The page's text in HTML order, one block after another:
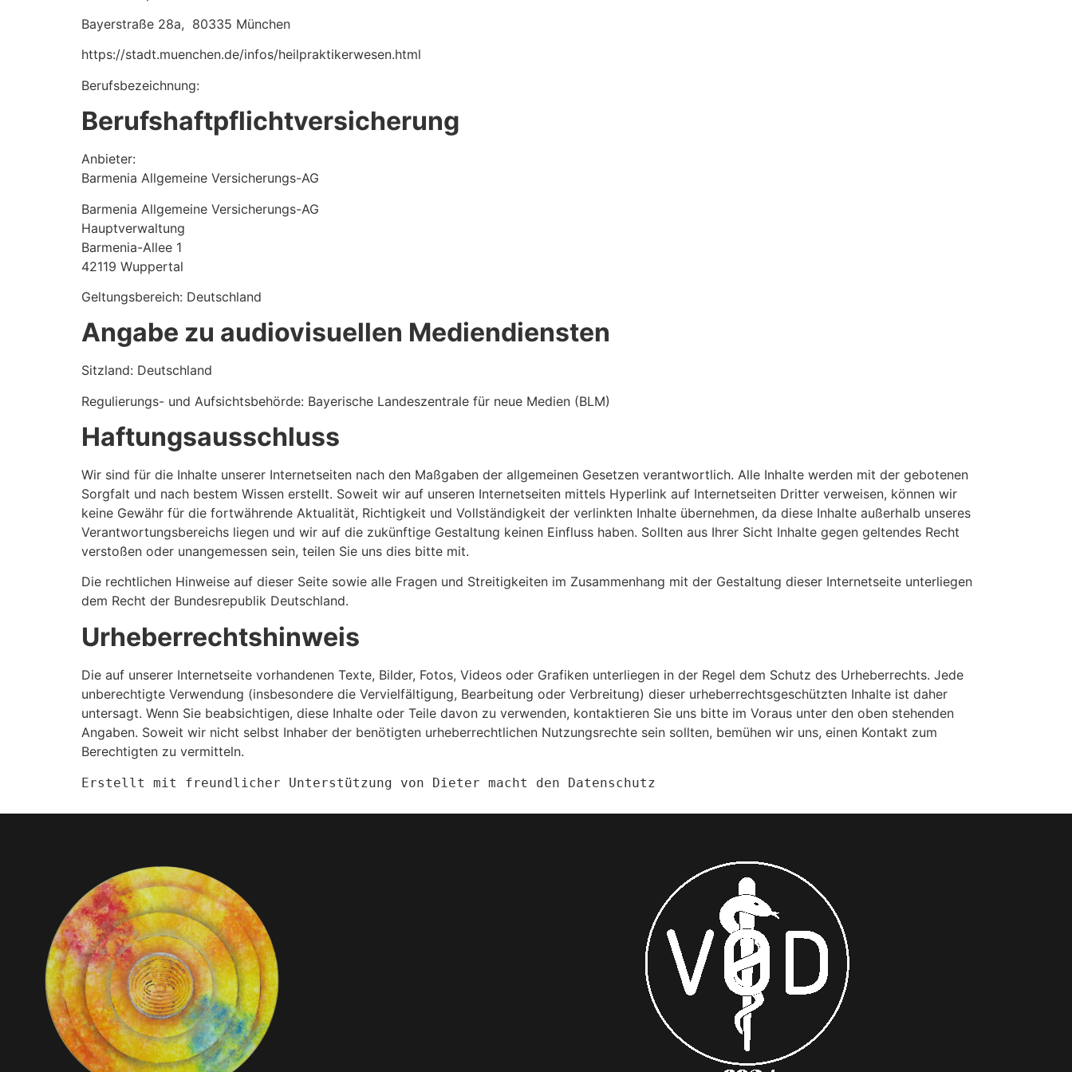
Bayerstraße 28a, 80335 München
https://stadt.muenchen.de/infos/heilpraktikerwesen.html
Berufsbezeichnung:
Berufshaftpflichtversicherung
Anbieter:
Barmenia Allgemeine Versicherungs-AG
Barmenia Allgemeine Versicherungs-AG
Hauptverwaltung
Barmenia-Allee 1
42119 Wuppertal
Geltungsbereich: Deutschland
Angabe zu audiovisuellen Mediendiensten
Sitzland: Deutschland
Regulierungs- und Aufsichtsbehörde: Bayerische Landeszentrale für neue Medien (BLM)
Haftungsausschluss
Wir sind für die Inhalte unserer Internetseiten nach den Maßgaben der allgemeinen Gesetzen verantwortlich. Alle Inhalte werden mit der gebotenen
Sorgfalt und nach bestem Wissen erstellt. Soweit wir auf unseren Internetseiten mittels Hyperlink auf Internetseiten Dritter verweisen, können wir
keine Gewähr für die fortwährende Aktualität, Richtigkeit und Vollständigkeit der verlinkten Inhalte übernehmen, da diese Inhalte außerhalb unseres
Verantwortungsbereichs liegen und wir auf die zukünftige Gestaltung keinen Einfluss haben. Sollten aus Ihrer Sicht Inhalte gegen geltendes Recht
verstoßen oder unangemessen sein, teilen Sie uns dies bitte mit.
Die rechtlichen Hinweise auf dieser Seite sowie alle Fragen und Streitigkeiten im Zusammenhang mit der Gestaltung dieser Internetseite unterliegen
dem Recht der Bundesrepublik Deutschland.
Urheberrechtshinweis
Die auf unserer Internetseite vorhandenen Texte, Bilder, Fotos, Videos oder Grafiken unterliegen in der Regel dem Schutz des Urheberrechts. Jede
unberechtigte Verwendung (insbesondere die Vervielfältigung, Bearbeitung oder Verbreitung) dieser urheberrechtsgeschützten Inhalte ist daher
untersagt. Wenn Sie beabsichtigen, diese Inhalte oder Teile davon zu verwenden, kontaktieren Sie uns bitte im Voraus unter den oben stehenden
Angaben. Soweit wir nicht selbst Inhaber der benötigten urheberrechtlichen Nutzungsrechte sein sollten, bemühen wir uns, einen Kontakt zum
Berechtigten zu vermitteln.
Erstellt mit freundlicher Unterstützung von Dieter macht den Datenschutz